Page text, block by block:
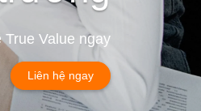
Value ngay
Liên hệ ngay